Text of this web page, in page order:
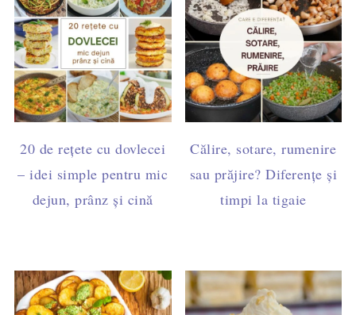
20 de rețete cu dovlecei
– idei simple pentru mic
dejun, prânz și cină
Călire, sotare, rumenire
sau prăjire? Diferențe și
timpi la tigaie